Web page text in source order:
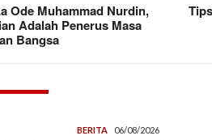
Ode Muhammad Nurdin,
Adalah Penerus Masa
Bangsa
BERITA 06/08/2026